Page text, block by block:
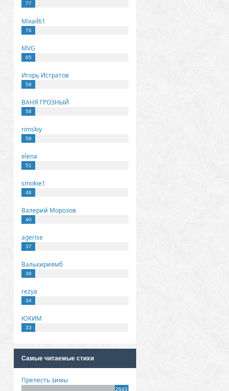
77
Mixail61
76
MVG
65
Игорь Истратов
59
ВАНЯ ГРОЗНЫЙ
58
rimskiy
58
elena
51
smokie1
48
Валерий Морозов
40
agerise
37
Валькириямб
36
rezya
34
ЮКИМ
33
Самые читаемые стихи
Прелесть зимы
2643